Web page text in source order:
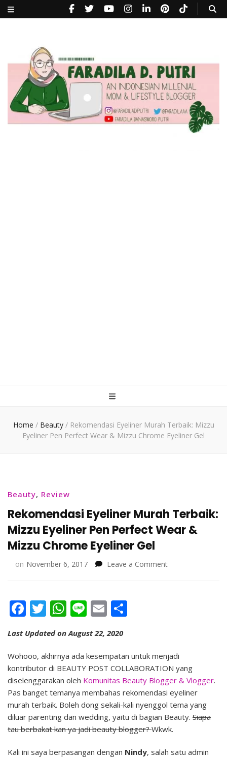
Home / Beauty / Rekomendasi Eyeliner Murah Terbaik: Mizzu
Eyeliner Pen Perfect Wear & Mizzu Chrome Eyeliner Gel
Beauty, Review
Rekomendasi Eyeliner Murah Terbaik:
Mizzu Eyeliner Pen Perfect Wear &
Mizzu Chrome Eyeliner Gel
on November 6, 2017 Leave a Commenton
Wear
&
Mizzu
Chrome
Eyeliner
Gel
Facebook
Twitter
WhatsApp
LineEmail
Last Updated on August 22, 2020
Wohooo, akhirnya ada kesempatan untuk menjadi
kontributor di BEAUTY POST COLLABORATION yang
diselenggarakan oleh Komunitas Beauty Blogger & Vlogger.
Pas banget temanya membahas rekomendasi eyeliner
murah terbaik. Boleh dong sekali-kali nyenggol tema yang
diluar parenting dan wedding, yaitu di bagian Beauty. Siapa
tau berbakat kan ya jadi beauty blogger?Wkwk.
Kali ini saya berpasangan dengan Nindy, salah satu admin